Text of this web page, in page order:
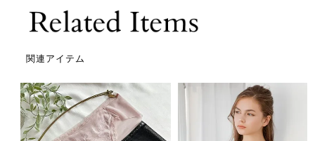
関連アイテム